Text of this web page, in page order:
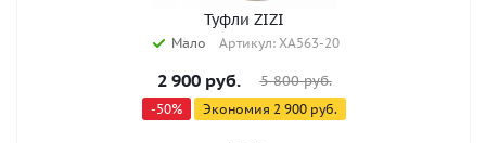
Туфли ZIZI
Мало Артикул: XA563-20
2 900руб. 5 800руб.
-50% Экономия 2 900 руб.